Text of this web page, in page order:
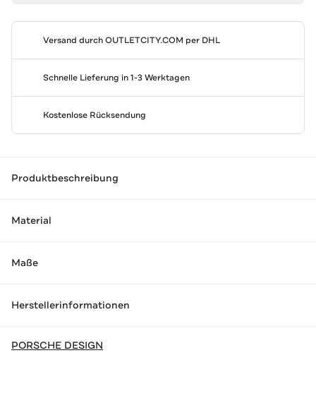
Versand durchOUTLETCITY.COM per DHL
Schnelle Lieferung in 1-3 Werktagen
Kostenlose Rücksendung
Produktbeschreibung
Material
Maße
Herstellerinformationen
PORSCHE DESIGN